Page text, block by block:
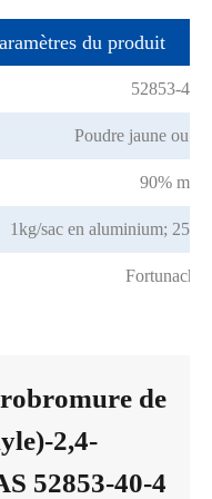
du produit
52853-40-4
Poudre jaune ou
90% min
1kg/sac en aluminium;
de
2,4-
52853-40-4